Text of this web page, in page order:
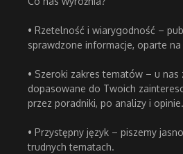
• Rzetelność i wiarygodność –
sprawdzone informacje, oparte na
• Szeroki zakres tematów – u nas
dopasowane do Twoich
przez poradniki, po analizy i opinie.
• Przystępny język – piszemy
trudnych tematach.